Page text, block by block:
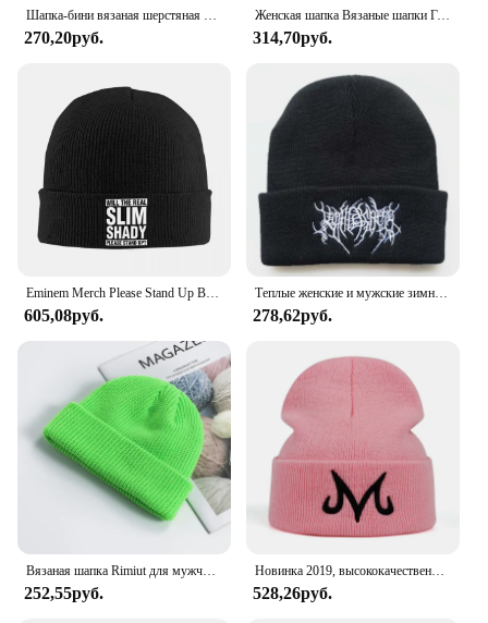
Шапка-бини вязаная шерстяная в стиле хип-хоп
270,20руб.
Женская шапка Вязаные шапки Готические шапки с зубами Мужская уличная одежда Y2k Зимняя мода Пуловер Kpop Harajuku Винтаж Теплый хип-хоп Унисекс
314,70руб.
Eminem Merch Please Stand Up Вязаная шапка для женщин и мужчин Шапка-бини Осенне-зимние шапки Хип-хоп Музыкальный альбом Повседневные шапки
605,08руб.
Теплые женские и мужские зимние облегающие шапки, вязаные шапки в готическом стиле, уличный стиль, панк, шапки, 100% хлопок, модные теплые шапочки, облегающие шапки, шапки
278,62руб.
252,55руб.
Новинка 2019, высококачественная брендовая зимняя шапка Majin Buu, хлопковая вязаная шапка для мужчин и женщин, шапки в стиле хип-хоп, шапки Bone Garros
528,26руб.